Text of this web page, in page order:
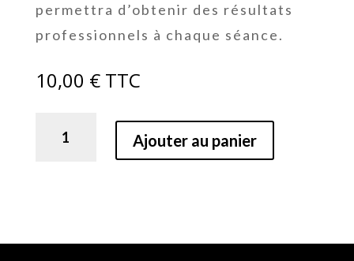
permettra d’obtenir des résultats
professionnels à chaque séance.
10,00 € TTC
Ajouter au panier